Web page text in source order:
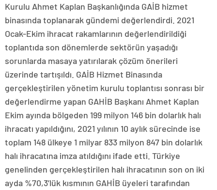
Kurulu Ahmet Kaplan Başkanlığında GAİB hizmet
binasında toplanarak gündemi değerlendirdi. 2021
Ocak-Ekim ihracat rakamlarının değerlendirildiği
toplantıda son dönemlerde sektörün yaşadığı
sorunlarda masaya yatırılarak çözüm önerileri
üzerinde tartışıldı. GAİB Hizmet Binasında
gerçekleştirilen yönetim kurulu toplantısı sonrası bir
değerlendirme yapan GAHİB Başkanı Ahmet Kaplan
Ekim ayında bölgeden 199 milyon 146 bin dolarlık halı
ihracatı yapıldığını, 2021 yılının 10 aylık sürecinde ise
toplam 148 ülkeye 1 milyar 833 milyon 847 bin dolarlık
halı ihracatına imza atıldığını ifade etti. Türkiye
genelinden gerçekleştirilen halı ihracatının son on iki
ayda %70,3’lük kısmının GAHİB üyeleri tarafından